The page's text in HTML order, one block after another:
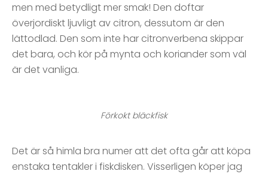
men med betydligt mer smak! Den doftar
överjordiskt ljuvligt av citron, dessutom är den
lättodlad. Den som inte har citronverbena skippar
det bara, och kör på mynta och koriander som väl
är det vanliga.
Förkokt bläckfisk
Det är så himla bra numer att det ofta går att köpa
enstaka tentakler i fiskdisken. Visserligen köper jag